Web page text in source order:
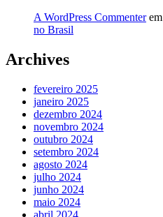
A WordPress Commenterem
no Brasil
Archives
fevereiro 2025
janeiro 2025
dezembro 2024
novembro 2024
outubro 2024
setembro 2024
agosto 2024
julho 2024
junho 2024
maio 2024